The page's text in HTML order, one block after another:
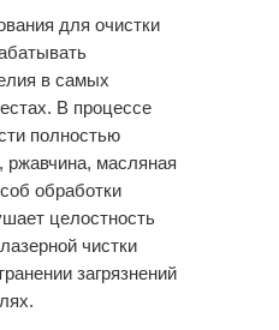
для очистки
в самых
В процессе
полностью
ржавчина, масляная
обработки
целостность
чистки
загрязнений
решить